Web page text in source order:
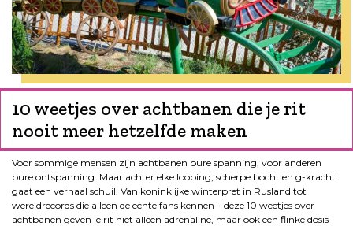
10 weetjes over achtbanen die je rit
nooit meer hetzelfde maken
Voor sommige mensen zijn achtbanen pure spanning, voor anderen
pure ontspanning. Maar achter elke looping, scherpe bocht en g-kracht
gaat een verhaal schuil. Van koninklijke winterpret in Rusland tot
wereldrecords die alleen de echte fans kennen – deze 10 weetjes over
achtbanen geven je rit niet alleen adrenaline, maar ook een flinke dosis